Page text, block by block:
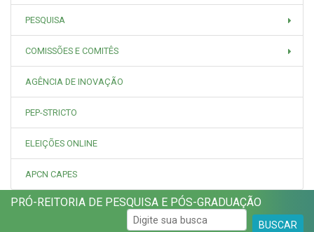
PESQUISA
COMISSÕES E COMITÊS
AGÊNCIA DE INOVAÇÃO
PEP-STRICTO
ELEIÇÕES ONLINE
APCN CAPES
PRÓ-REITORIA DE PESQUISA E PÓS-GRADUAÇÃO
BUSCAR